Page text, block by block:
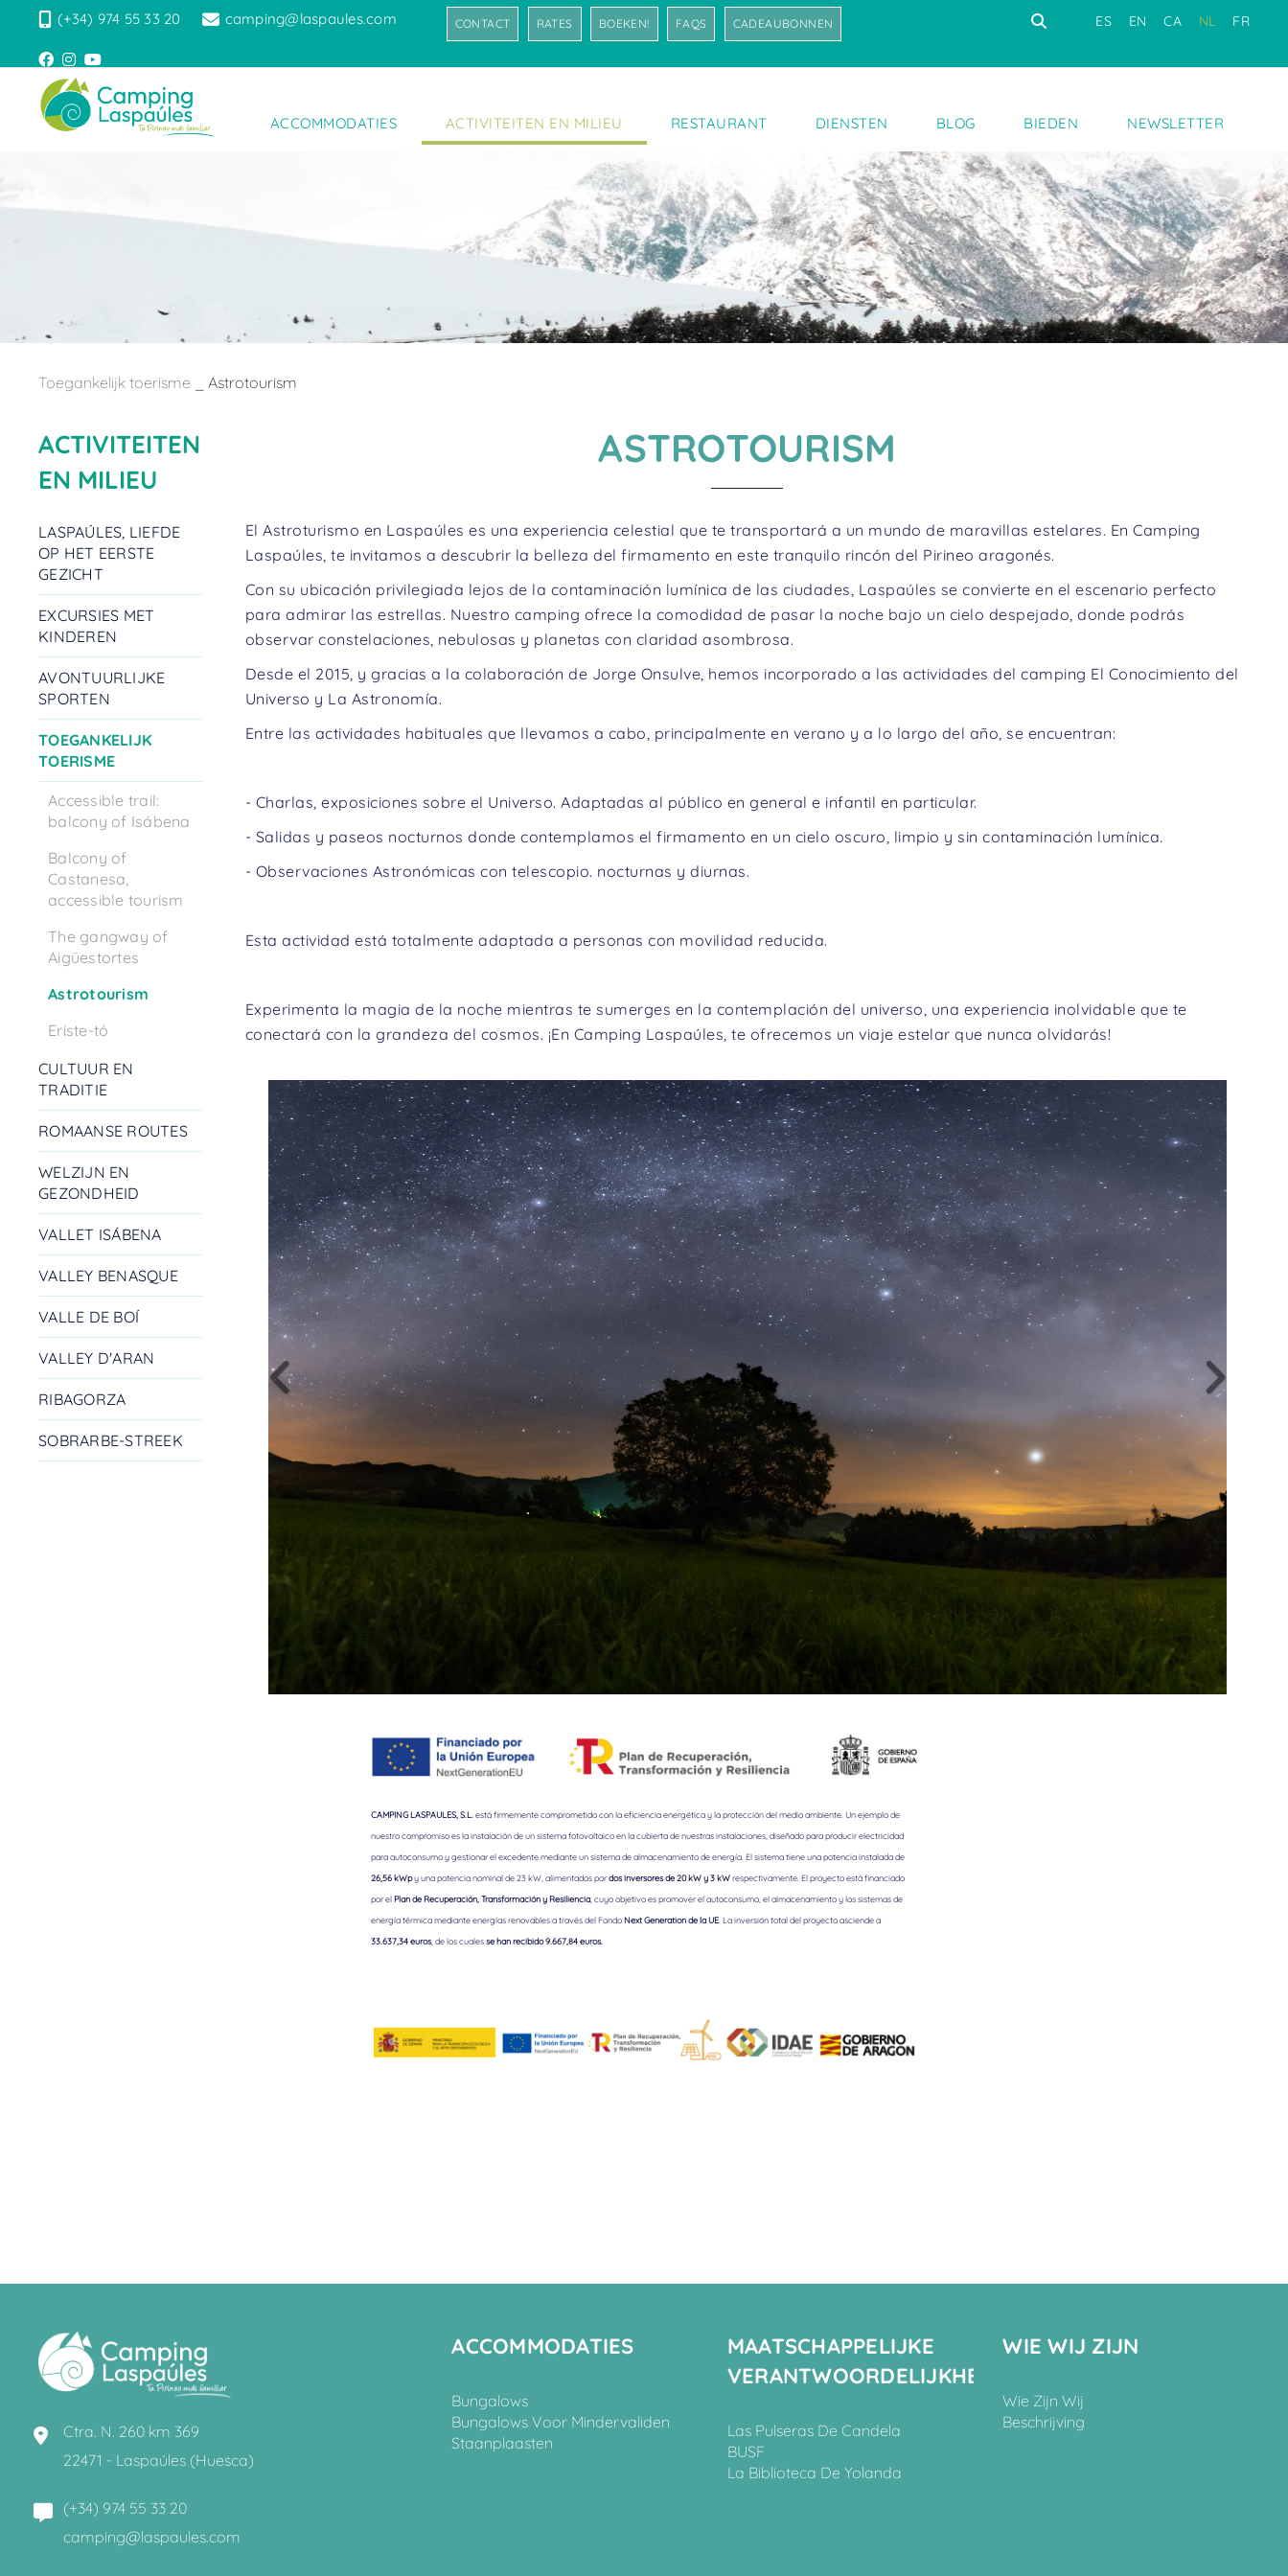
(+34) 974 55 33 20 camping@laspaules.com ES EN CA NL FR
CONTACT RATES BOEKEN! FAQS CADEAUBONNEN
ACCOMMODATIES ACTIVITEITEN EN MILIEU RESTAURANT DIENSTEN BLOG BIEDEN NEWSLETTER
Toegankelijk toerisme Astrotourism
ACTIVITEITEN
EN MILIEU
LASPAÚLES, LIEFDE
OP HET EERSTE
GEZICHT
EXCURSIES MET
KINDEREN
AVONTUURLIJKE
SPORTEN
TOEGANKELIJK
TOERISME
Accessible trail:
balcony of Isábena
Balcony of
Castanesa,
accessible tourism
The gangway of
Aigüestortes
Astrotourism
Eriste-tó
CULTUUR EN
TRADITIE
ROMAANSE ROUTES
WELZIJN EN
GEZONDHEID
VALLET ISÁBENA
VALLEY BENASQUE
VALLE DE BOÍ
VALLEY D'ARAN
RIBAGORZA
SOBRARBE-STREEK
ASTROTOURISM
El Astroturismo en Laspaúles es una experiencia celestial que te transportará a un mundo de maravillas estelares. En Camping
Laspaúles, te invitamos a descubrir la belleza del firmamento en este tranquilo rincón del Pirineo aragonés.
Con su ubicación privilegiada lejos de la contaminación lumínica de las ciudades, Laspaúles se convierte en el escenario perfecto
para admirar las estrellas. Nuestro camping ofrece la comodidad de pasar la noche bajo un cielo despejado, donde podrás
observar constelaciones, nebulosas y planetas con claridad asombrosa.
Desde el 2015, y gracias a la colaboración de Jorge Onsulve, hemos incorporado a las actividades del camping El Conocimiento del
Universo y La Astronomía.
Entre las actividades habituales que llevamos a cabo, principalmente en verano y a lo largo del año, se encuentran:
- Charlas, exposiciones sobre el Universo. Adaptadas al público en general e infantil en particular.
- Salidas y paseos nocturnos donde contemplamos el firmamento en un cielo oscuro, limpio y sin contaminación lumínica.
- Observaciones Astronómicas con telescopio. nocturnas y diurnas.
Esta actividad está totalmente adaptada a personas con movilidad reducida.
Experimenta la magia de la noche mientras te sumerges en la contemplación del universo, una experiencia inolvidable que te
conectará con la grandeza del cosmos. ¡En Camping Laspaúles, te ofrecemos un viaje estelar que nunca olvidarás!
Previous
CAMPING LASPAULES, S.L.
está firmemente comprometido con la eficiencia energética y la protección del medio ambiente. Un ejemplo de
nuestro compromiso es la instalación de un sistema fotovoltaico en la cubierta de nuestras instalaciones, diseñado para producir electricidad
para autoconsumo y gestionar el excedente mediante un sistema de almacenamiento de energía. El sistema tiene una potencia instalada de
26,56 kWpy una potencia nominal de 23 kW, alimentados pordos inversores de 20 kW y 3 kWrespectivamente. El proyecto está financiado
por elPlan de Recuperación, Transformación y Resiliencia, cuyo objetivo es promover el autoconsumo, el almacenamiento y los sistemas de
energía térmica mediante energías renovables a través del FondoNext Generation de la UE . La inversión total del proyecto asciende a
33.637,34 euros, de los cualesse han recibido 9.667,84 euros.
Ctra. N. 260 km 369
22471 - Laspaúles (Huesca)
(+34) 974 55 33 20
camping@laspaules.com
ACCOMMODATIES
Bungalows
Bungalows Voor Mindervaliden
Staanplaasten
MAATSCHAPPELIJKE
VERANTWOORDELIJKHEID
Las Pulseras De Candela
BUSF
La Biblioteca De Yolanda
WIE WIJ ZIJN
Wie Zijn Wij
Beschrijving